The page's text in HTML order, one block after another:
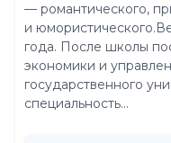
— романтического,
и
года. После школы
экономики и
государственного
специальность...